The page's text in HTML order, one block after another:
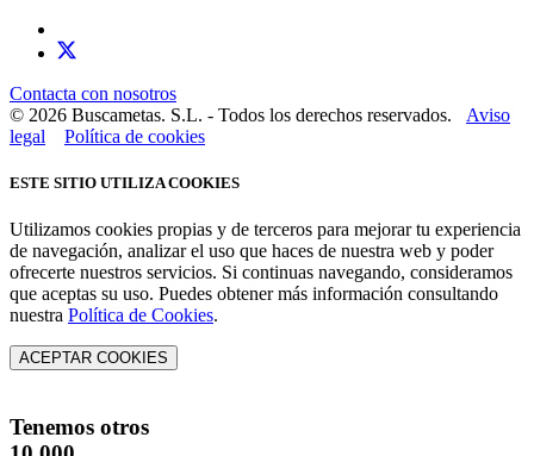
Contacta con nosotros
© 2026 Buscametas. S.L. - Todos los derechos reservados. Aviso
legal
Política de cookies
ESTE SITIO UTILIZA COOKIES
Utilizamos cookies propias y de terceros para mejorar tu experiencia
de navegación, analizar el uso que haces de nuestra web y poder
ofrecerte nuestros servicios. Si continuas navegando, consideramos
que aceptas su uso. Puedes obtener más información consultando
nuestra Política de Cookies.
ACEPTAR COOKIES
Tenemos otros